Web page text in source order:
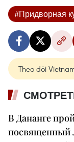
#Придворная
Theo dõi
В Дананге
посвященный